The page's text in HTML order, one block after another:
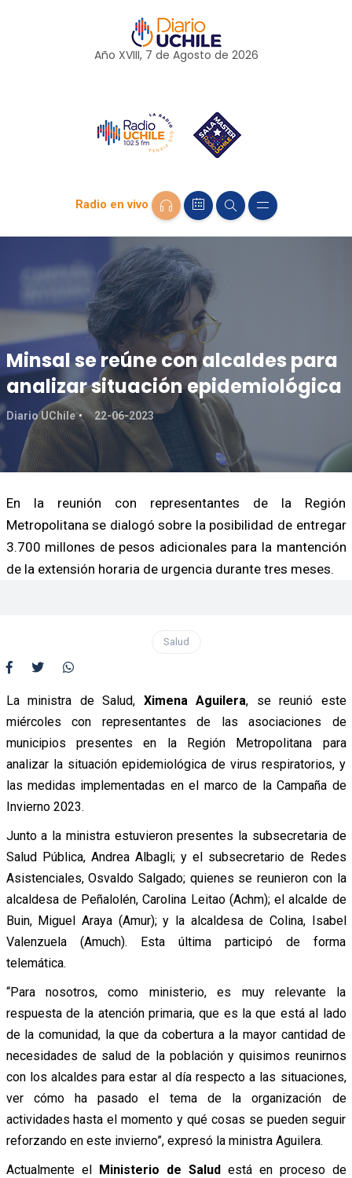
Año XVIII, 7 de Agosto de 2026
Radio en vivo
Minsal se reúne con alcaldes para
analizar situación epidemiológica
Diario UChile 22-06-2023
En la reunión con representantes de la Región
Metropolitana se dialogó sobre la posibilidad de entregar
3.700 millones de pesos adicionales para la mantención
de la extensión horaria de urgencia durante tres meses.
Salud
La ministra de Salud, Ximena Aguilera, se reunió este
miércoles con representantes de las asociaciones de
municipios presentes en la Región Metropolitana para
analizar la situación epidemiológica de virus respiratorios, y
las medidas implementadas en el marco de la Campaña de
Invierno 2023.
Junto a la ministra estuvieron presentes la subsecretaria de
Salud Pública, Andrea Albagli; y el subsecretario de Redes
Asistenciales, Osvaldo Salgado; quienes se reunieron con la
alcaldesa de Peñalolén, Carolina Leitao (Achm); el alcalde de
Buin, Miguel Araya (Amur); y la alcaldesa de Colina, Isabel
Valenzuela (Amuch). Esta última participó de forma
telemática.
“Para nosotros, como ministerio, es muy relevante la
respuesta de la atención primaria, que es la que está al lado
de la comunidad, la que da cobertura a la mayor cantidad de
necesidades de salud de la población y quisimos reunirnos
con los alcaldes para estar al día respecto a las situaciones,
ver cómo ha pasado el tema de la organización de
actividades hasta el momento y qué cosas se pueden seguir
reforzando en este invierno”, expresó la ministra Aguilera.
Actualmente el Ministerio de Saludestá en proceso de